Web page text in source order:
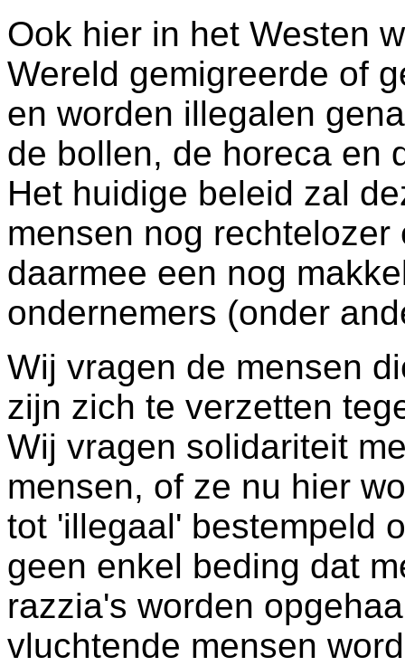
Ook hier in het Westen
Wereld gemigreerde of
en worden illegalen
de bollen, de horeca en
Het huidige beleid zal
mensen nog
daarmee een nog
ondernemers (onder
Wij vragen de mensen
zijn zich te verzetten
Wij vragen solidariteit
mensen, of ze nu hier
tot 'illegaal' bestempeld
geen enkel beding dat
razzia's worden
vluchtende mensen